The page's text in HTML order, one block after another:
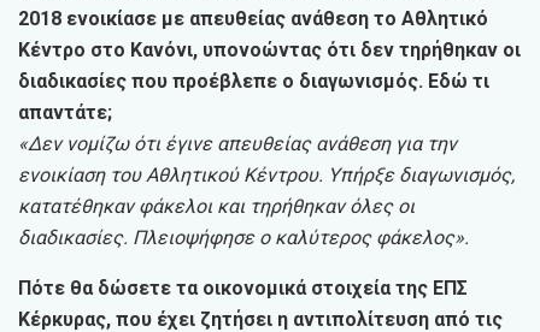
2018 ενοικίασε με απευθείας ανάθεση το Αθλητικό
Κέντρο στο Κανόνι, υπονοώντας ότι δεν τηρήθηκαν οι
διαδικασίες που προέβλεπε ο διαγωνισμός. Εδώ τι
απαντάτε;
«Δεν νομίζω ότι έγινε απευθείας ανάθεση για την
ενοικίαση του Αθλητικού Κέντρου. Υπήρξε διαγωνισμός,
κατατέθηκαν φάκελοι και τηρήθηκαν όλες οι
διαδικασίες. Πλειοψήφησε ο καλύτερος φάκελος».
Πότε θα δώσετε τα οικονομικά στοιχεία της ΕΠΣ
Κέρκυρας, που έχει ζητήσει η αντιπολίτευση από τις